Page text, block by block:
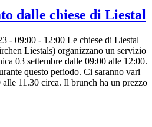
dalle chiese di Liestal
- 09:00 - 12:00 Le chiese di Liestal
Liestals) organizzano un servizio
03 settembre dalle 09:00 alle 12:00.
questo periodo. Ci saranno vari
11.30 circa. Il brunch ha un prezzo